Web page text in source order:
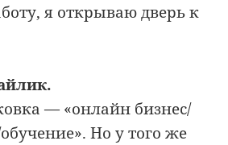
я открываю дверь к
— «онлайн бизнес/
Но у того же